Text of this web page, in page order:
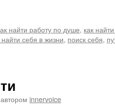
найти работу по душе, как
найти себя в жизни, поиск себя,
автором innervoice